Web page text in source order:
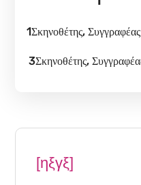
1Σκηνοθέτης, Συγγραφέας
3Σκηνοθέτης,
[ηξγξ]